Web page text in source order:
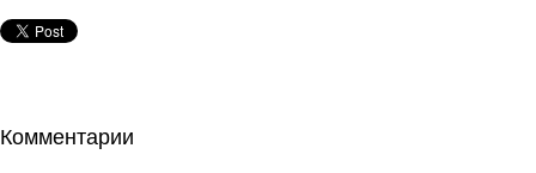
Комментарии